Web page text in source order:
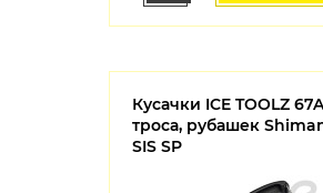
Кусачки ICE TOOLZ
троса, рубашек
SIS SP